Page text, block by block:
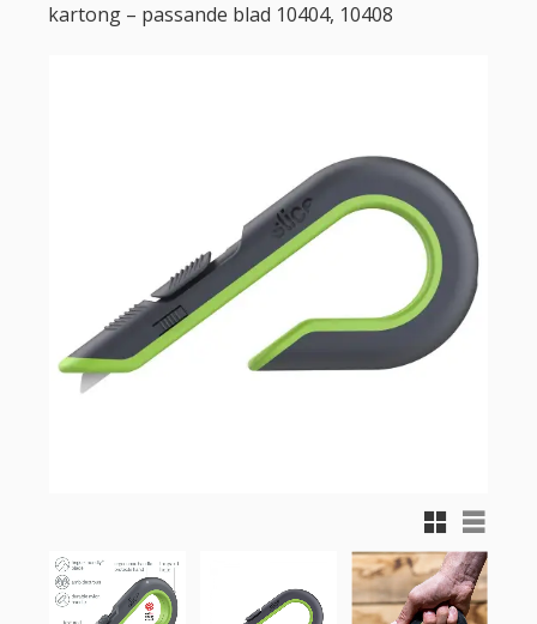
kartong – passande blad 10404, 10408
Rutnätsvy
Listvy